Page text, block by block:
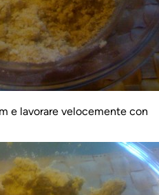
e lavorare velocemente con